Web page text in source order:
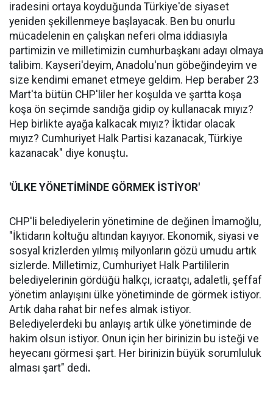
iradesini ortaya koyduğunda Türkiye'de siyaset
yeniden şekillenmeye başlayacak. Ben bu onurlu
mücadelenin en çalışkan neferi olma iddiasıyla
partimizin ve milletimizin cumhurbaşkanı adayı olmaya
talibim. Kayseri'deyim, Anadolu'nun göbeğindeyim ve
size kendimi emanet etmeye geldim. Hep beraber 23
Mart'ta bütün CHP'liler her koşulda ve şartta koşa
koşa ön seçimde sandığa gidip oy kullanacak mıyız?
Hep birlikte ayağa kalkacak mıyız? İktidar olacak
mıyız? Cumhuriyet Halk Partisi kazanacak, Türkiye
kazanacak" diye konuştu.
'ÜLKE YÖNETİMİNDE GÖRMEK İSTİYOR'
CHP'li belediyelerin yönetimine de değinen İmamoğlu,
"İktidarın koltuğu altından kayıyor. Ekonomik, siyasi ve
sosyal krizlerden yılmış milyonların gözü umudu artık
sizlerde. Milletimiz, Cumhuriyet Halk Partililerin
belediyelerinin gördüğü halkçı, icraatçı, adaletli, şeffaf
yönetim anlayışını ülke yönetiminde de görmek istiyor.
Artık daha rahat bir nefes almak istiyor.
Belediyelerdeki bu anlayış artık ülke yönetiminde de
hakim olsun istiyor. Onun için her birinizin bu isteği ve
heyecanı görmesi şart. Her birinizin büyük sorumluluk
alması şart" dedi.